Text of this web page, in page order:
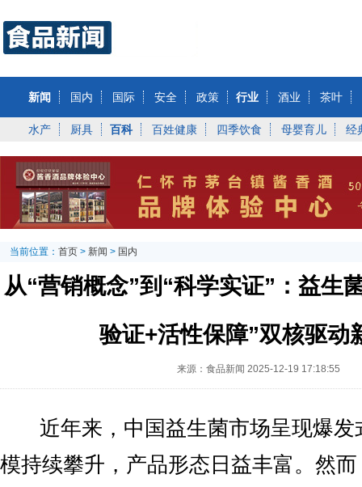
新闻 国内 国际 安全 政策 行业 酒业 茶叶
水产 厨具 百科 百姓健康 四季饮食 母婴育儿 经
当前位置： 首页 > 新闻 > 国内
从“营销概念”到“科学实证”：益生
验证+活性保障”双核驱动
来源：食品新闻 2025-12-19 17:18:55
近年来，中国益生菌市场呈现爆发
模持续攀升，产品形态日益丰富。然